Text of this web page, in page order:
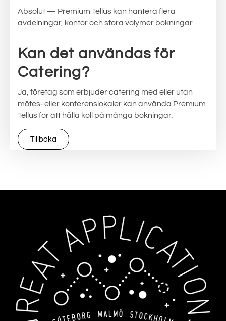
Absolut — Premium Tellus kan hantera flera
avdelningar, kontor och stora volymer bokningar.
Kan det användas för
Catering?
Ja, företag som erbjuder catering med eller utan
mötes‑ eller konferenslokaler kan använda Premium
Tellus för att hålla koll på många bokningar.
Tillbaka